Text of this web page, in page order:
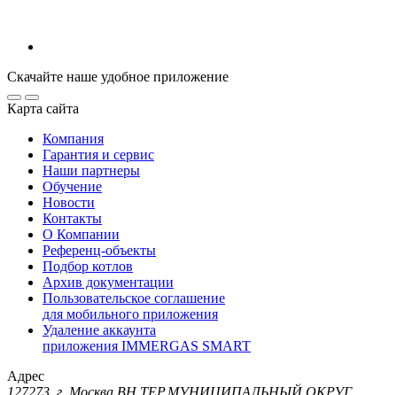
Скачайте наше удобное приложение
Карта сайта
Компания
Гарантия и сервис
Наши партнеры
Обучение
Новости
Контакты
О Компании
Референц-объекты
Подбор котлов
Архив документации
Пользовательское соглашение
для мобильного приложения
Удаление аккаунта
приложения IMMERGAS SMART
Адрес
127273, г. Москва ВН.ТЕР.МУНИЦИПАЛЬНЫЙ ОКРУГ